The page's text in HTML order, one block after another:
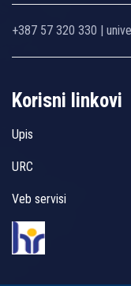
+387 57 320 330 |
Korisni linkovi
Upis
URC
Veb servisi